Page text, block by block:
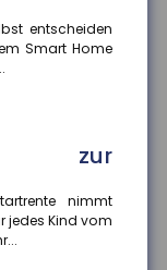
entscheiden
Smart Home
zur
nimmt
jedes Kind vom
beim
Euro pro Jahr
, Renten-,